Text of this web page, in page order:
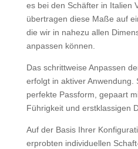
es bei den Schäfter in Italien
übertragen diese Maße auf
die wir in nahezu allen
anpassen können.
Das schrittweise Anpassen
erfolgt in aktiver Anwendung.
perfekte Passform, gepaart
Führigkeit und erstklassigen
Auf der Basis Ihrer
erprobten individuellen